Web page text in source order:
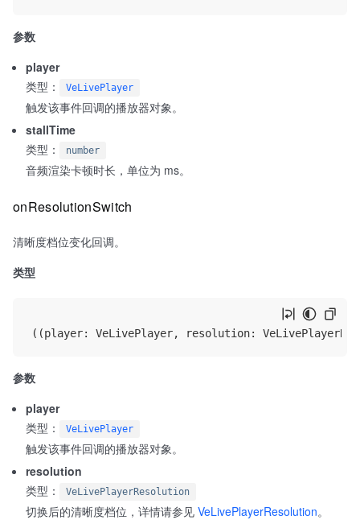
参数
player
类型：
VeLivePlayer
触发该事件回调的播放器对象。
stallTime
类型：
number
音频渲染卡顿时长，单位为 ms。
onResolutionSwitch
清晰度档位变化回调。
类型
参数
player
类型：
VeLivePlayer
触发该事件回调的播放器对象。
resolution
类型：
VeLivePlayerResolution
切换后的清晰度档位，详情请参见 VeLivePlayerResolution。